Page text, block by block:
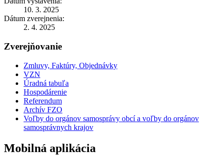
10. 3. 2025
Dátum zverejnenia:
2. 4. 2025
Zverejňovanie
Zmluvy, Faktúry, Objednávky
VZN
Úradná tabuľa
Hospodárenie
Referendum
Archív FZO
Voľby do orgánov samosprávy obcí a voľby do orgánov
samosprávnych krajov
Mobilná aplikácia